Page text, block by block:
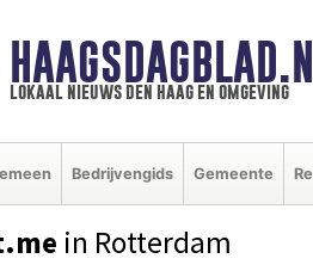
lokaal nieuws den haag en omgeving
Bedrijvengids Gemeente
in Rotterdam